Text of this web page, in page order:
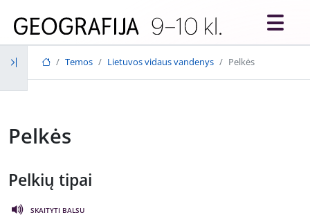
Temos Lietuvos vidaus vandenys Pelkės
Pelkės
Pelkių tipai
SKAITYTI BALSU